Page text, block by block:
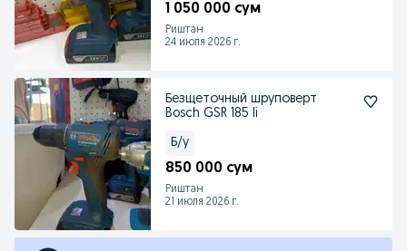
1 050 000 сум
Риштан
24 июля 2026 г.
Безщеточный шруповерт
Bosch GSR 185 li
Б/у
850 000 сум
Риштан
21 июля 2026 г.